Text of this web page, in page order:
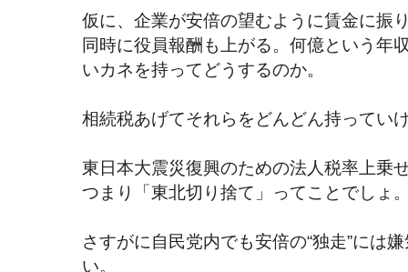
仮に、企業が安倍の望むように賃金に振
同時に役員報酬も上がる。何億という年
いカネを持ってどうするのか。
相続税あげてそれらをどんどん持ってい
東日本大震災復興のための法人税率上乗
つまり「東北切り捨て」ってことでしょ
さすがに自民党内でも安倍の“独走”には
い。